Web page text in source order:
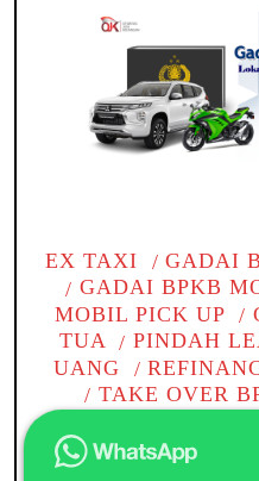
EX TAXI
GADAI
GADAI BPKB
MOBIL PICK UP
TUA
PINDAH
UANG
TAKE OVER
KREDIT MOBIL